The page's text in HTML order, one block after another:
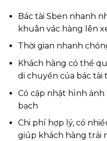
Bác tài Sben nhanh
khuân vác hàng lên
Thời gian nhanh
Khách hàng có thể
di chuyển của bác
Có cập nhật hình
bạch
Chi phí hợp lý, có
giúp khách hàng trải